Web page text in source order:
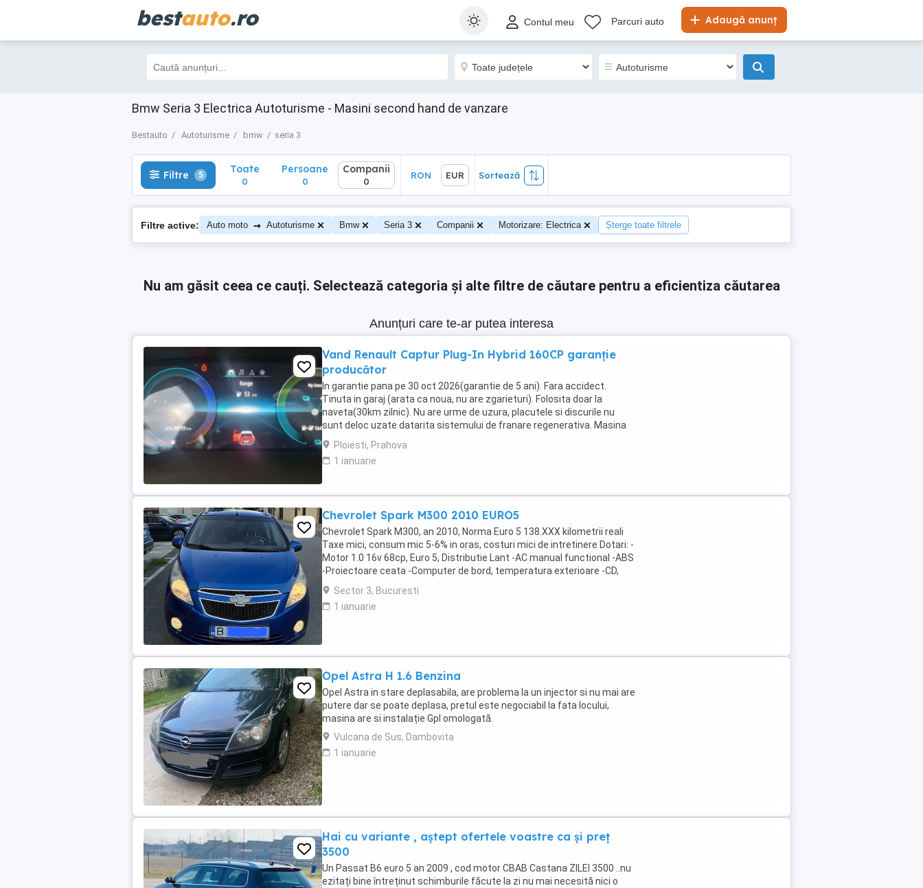
bestauto.ro Adaugă anunț
Contul meu Parcuri auto
Bmw Seria 3 Electrica Autoturisme - Masini second hand de vanzare
Bestauto Autoturisme bmw seria 3
Filtre 5 Toate
0
Sortează
Filtre 5 Toate
0
Persoane
0
Companii
0
RON EUR Sortează
Filtre active: Auto moto → Autoturisme Bmw Seria 3 Companii Motorizare: Electrica Șterge toate filtrele
Nu am găsit ceea ce cauți. Selectează categoria și alte filtre de căutare pentru a eficientiza căutarea
Anunțuri care te-ar putea interesa
Vand Renault Captur Plug-In Hybrid 160CP garanție
producător
In garantie pana pe 30 oct 2026(garantie de 5 ani). Fara accidect.
Tinuta in garaj (arata ca noua, nu are zgarieturi). Folosita doar la
naveta(30km zilnic). Nu are urme de uzura, placutele si discurile nu
sunt deloc uzate datarita sistemului de franare regenerativa. Masina
are foarte multe dotari suplimentare ...
Ploiesti, Prahova
1 ianuarie
Chevrolet Spark M300 2010 EURO5
Chevrolet Spark M300, an 2010, Norma Euro 5 138.XXX kilometrii reali
Taxe mici, consum mic 5-6% in oras, costuri mici de intretinere Dotari: -
Motor 1.0 16v 68cp, Euro 5, Distributie Lant -AC manual functional -ABS
-Proiectoare ceata -Computer de bord, temperatura exterioare -CD,
USB, comenzi pe volan -Oglinzi ...
Sector 3, Bucuresti
1 ianuarie
Opel Astra H 1.6 Benzina
Opel Astra in stare deplasabila, are problema la un injector si nu mai are
putere dar se poate deplasa, pretul este negociabil la fata locului,
masina are si instalație Gpl omologată.
Vulcana de Sus, Dambovita
1 ianuarie
Hai cu variante , aștept ofertele voastre ca și preț
3500
Un Passat B6 euro 5 an 2009 , cod motor CBAB Castana ZILEI 3500 ..nu
ezitați bine întreținut schimburile făcute la zi nu mai necesită nici o